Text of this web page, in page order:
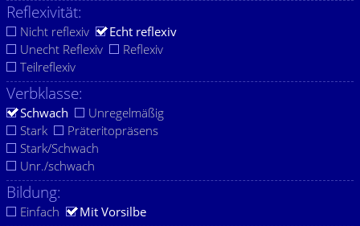
Reflexivität:
Nicht reflexiv
Echt reflexiv
Unecht Reflexiv
Reflexiv
Teilreflexiv
Verbklasse:
Schwach
Unregelmäßig
Stark
Präteritopräsens
Stark/Schwach
Unr./schwach
Bildung:
Einfach Mit Vorsilbe